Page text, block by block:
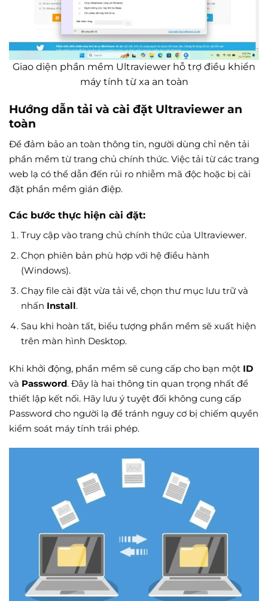
Giao diện phần mềm Ultraviewer hỗ trợ điều khiển
máy tính từ xa an toàn
Hướng dẫn tải và cài đặt Ultraviewer an
toàn
Để đảm bảo an toàn thông tin, người dùng chỉ nên tải
phần mềm từ trang chủ chính thức. Việc tải từ các trang
web lạ có thể dẫn đến rủi ro nhiễm mã độc hoặc bị cài
đặt phần mềm gián điệp.
Các bước thực hiện cài đặt:
Truy cập vào trang chủ chính thức của Ultraviewer.
Chọn phiên bản phù hợp với hệ điều hành
(Windows).
Chạy file cài đặt vừa tải về, chọn thư mục lưu trữ và
nhấn Install.
Sau khi hoàn tất, biểu tượng phần mềm sẽ xuất hiện
trên màn hình Desktop.
Khi khởi động, phần mềm sẽ cung cấp cho bạn một ID
và Password. Đây là hai thông tin quan trọng nhất để
thiết lập kết nối. Hãy lưu ý tuyệt đối không cung cấp
Password cho người lạ để tránh nguy cơ bị chiếm quyền
kiểm soát máy tính trái phép.